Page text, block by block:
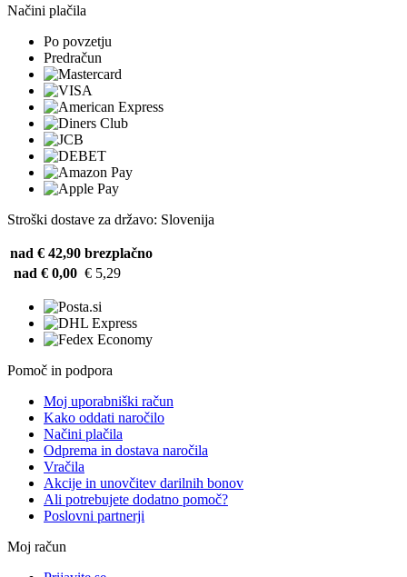
Načini plačila
Po povzetju
Predračun
Stroški dostave za državo: Slovenija
nad € 42,90 brezplačno
nad € 0,00 € 5,29
Pomoč in podpora
Moj uporabniški račun
Kako oddati naročilo
Načini plačila
Odprema in dostava naročila
Vračila
Akcije in unovčitev darilnih bonov
Ali potrebujete dodatno pomoč?
Poslovni partnerji
Moj račun